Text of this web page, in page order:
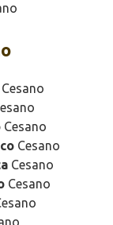
Cesano
Cesano
Cesano
Cesano
Cesano